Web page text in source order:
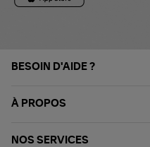
BESOIN D'AIDE ?
À PROPOS
NOS SERVICES